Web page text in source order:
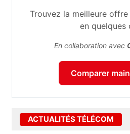
Trouvez la meilleure
en quelques
En collaboration avec
Comparer
ACTUALITÉS TÉLÉCOM